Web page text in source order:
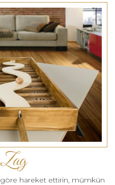
göre hareket ettirin, mümkün